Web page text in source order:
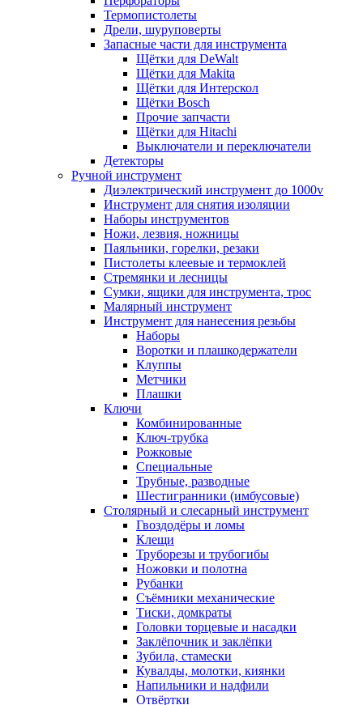
Термопистолеты
Дрели, шуруповерты
Запасные части для инструмента
Щётки для DeWalt
Щётки для Makita
Щётки для Интерскол
Щётки Bosch
Прочие запчасти
Щётки для Hitachi
Выключатели и переключатели
Детекторы
Ручной инструмент
Диэлектрический инструмент до 1000v
Инструмент для снятия изоляции
Наборы инструментов
Ножи, лезвия, ножницы
Паяльники, горелки, резаки
Пистолеты клеевые и термоклей
Стремянки и лесницы
Сумки, ящики для инструмента, трос
Малярный инструмент
Инструмент для нанесения резьбы
Наборы
Воротки и плашкодержатели
Клуппы
Метчики
Плашки
Ключи
Комбинированные
Ключ-трубка
Рожковые
Специальные
Трубные, разводные
Шестигранники (имбусовые)
Столярный и слесарный инструмент
Гвоздодёры и ломы
Клещи
Труборезы и трубогибы
Ножовки и полотна
Рубанки
Съёмники механические
Тиски, домкраты
Головки торцевые и насадки
Заклёпочник и заклёпки
Зубила, стамески
Кувалды, молотки, киянки
Напильники и надфили
Отвёртки